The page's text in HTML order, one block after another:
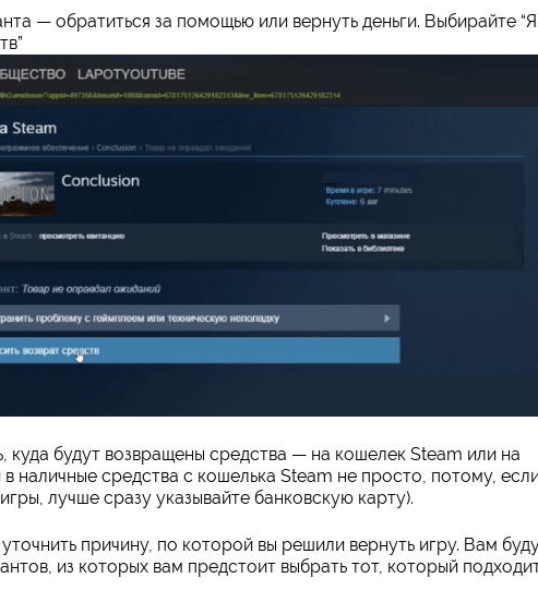
— обратиться за помощью или вернуть деньги. Выбирайте “Я
куда будут возвращены средства — на кошелек Steam или на
наличные средства с кошелька Steam не просто, потому,
лучше сразу указывайте банковскую карту).
причину, по которой вы решили вернуть игру. Вам
из которых вам предстоит выбрать тот, который